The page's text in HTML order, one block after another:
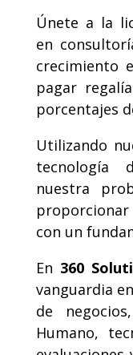
Únete a la
en
crecimiento
pagar
porcentajes
Utilizando
tecnología
nuestra
con un
En 360
vanguardia
de
Humano,